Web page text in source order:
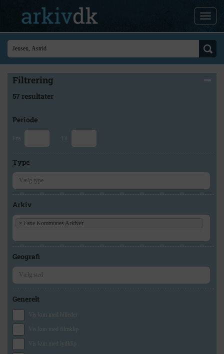
Filtrering
57 resultater
Periode
Fra Til
Type
Arkiv
× Faxe Kommunes Arkiver
Geografi
Generelt
Vis kun med billeder
Vis kun med filmklip
Vis kun med lydklip